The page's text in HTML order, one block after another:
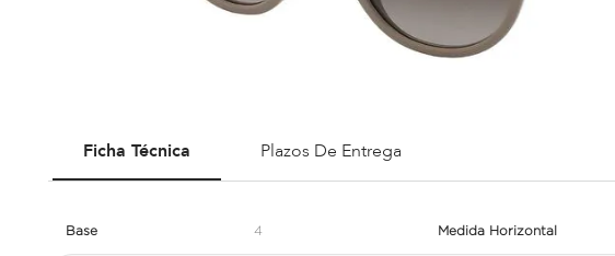
Ficha Técnica Plazos De Entrega
Base 4 Medida Horizontal